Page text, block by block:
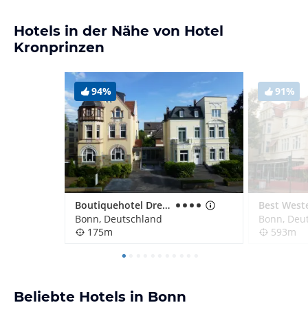
Hotels in der Nähe von Hotel
Kronprinzen
94%
Boutiquehotel Dreesen - Villa Godesberg
Bonn, Deutschland
175m
91%
Bonn,
593m
Beliebte Hotels in Bonn